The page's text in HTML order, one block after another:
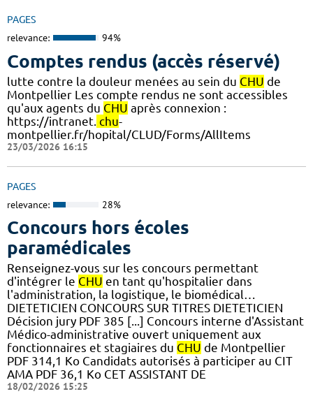
PAGES
relevance: 94%
Comptes rendus (accès réservé)
lutte contre la douleur menées au sein du CHU de
Montpellier Les compte rendus ne sont accessibles
qu'aux agents du CHU après connexion :
https://intranet. chu-
montpellier.fr/hopital/CLUD/Forms/AllItems
23/03/2026 16:15
PAGES
relevance: 28%
Concours hors écoles
paramédicales
Renseignez-vous sur les concours permettant
d'intégrer le CHU en tant qu'hospitalier dans
l'administration, la logistique, le biomédical…
DIETETICIEN CONCOURS SUR TITRES DIETETICIEN
Décision jury PDF 385 [...] Concours interne d'Assistant
Médico-administrative ouvert uniquement aux
fonctionnaires et stagiaires du CHU de Montpellier
PDF 314,1 Ko Candidats autorisés à participer au CIT
AMA PDF 36,1 Ko CET ASSISTANT DE
18/02/2026 15:25